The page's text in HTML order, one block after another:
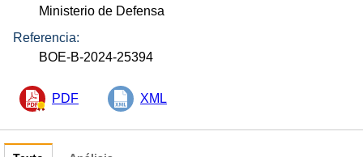
Ministerio de Defensa
Referencia:
BOE-B-2024-25394
PDF XML